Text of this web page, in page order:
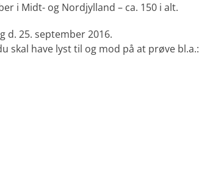
i Midt- og Nordjylland – ca. 150 i alt.
d. 25. september 2016.
skal have lyst til og mod på at prøve bl.a.: